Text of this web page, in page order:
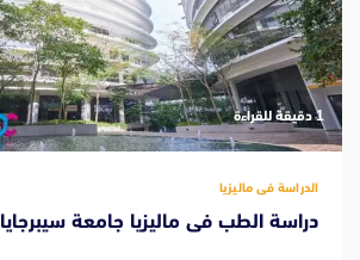
‫1 دقيقة للقراءة
الدراسة فى ماليزيا
دراسة الطب فى ماليزيا جامعة سيبرجايا